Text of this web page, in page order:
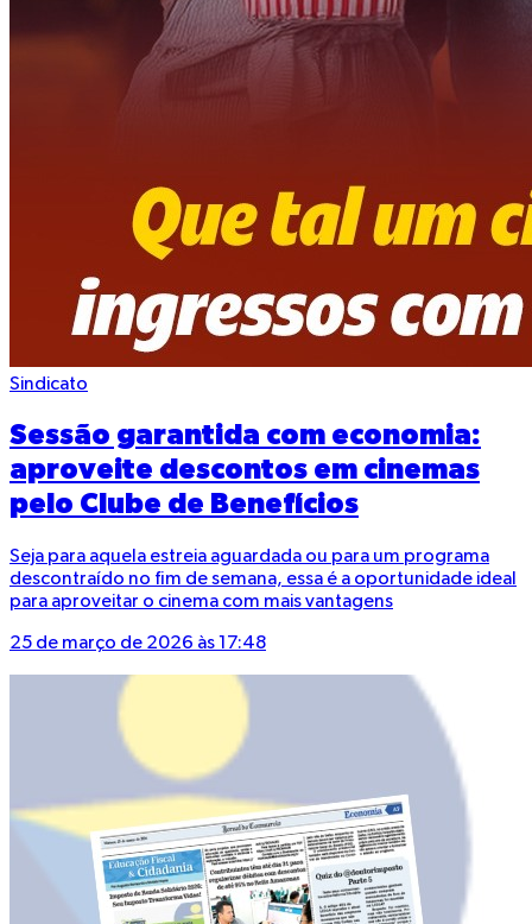
Sindicato
Sessão garantida com economia:
aproveite descontos em cinemas
pelo Clube de Benefícios
Seja para aquela estreia aguardada ou para um programa
descontraído no fim de semana, essa é a oportunidade ideal
para aproveitar o cinema com mais vantagens
25 de março de 2026 às 17:48